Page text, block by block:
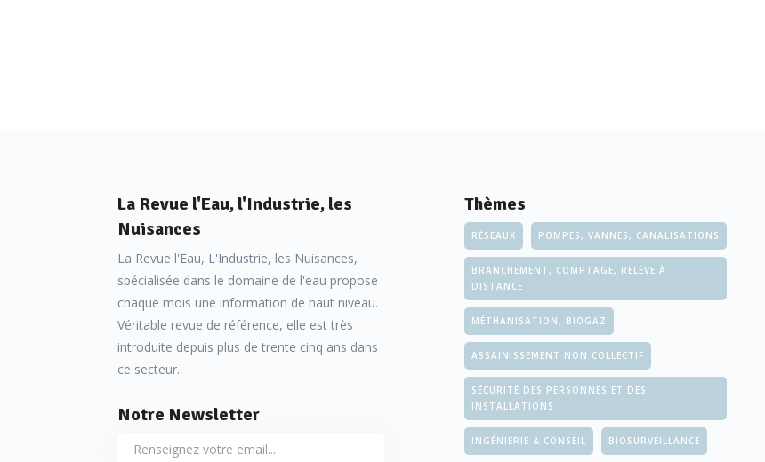
La Revue l'Eau, l'Industrie, les
Nuisances
La Revue l'Eau, L'Industrie, les Nuisances,
spécialisée dans le domaine de l'eau propose
chaque mois une information de haut niveau.
Véritable revue de référence, elle est très
introduite depuis plus de trente cinq ans dans
ce secteur.
Notre Newsletter
Thèmes
RÉSEAUX POMPES, VANNES, CANALISATIONS
BRANCHEMENT, COMPTAGE, RELÈVE À
DISTANCE
MÉTHANISATION, BIOGAZ
ASSAINISSEMENT NON COLLECTIF
SÉCURITÉ DES PERSONNES ET DES
INSTALLATIONS
INGÉNIERIE & CONSEIL BIOSURVEILLANCE